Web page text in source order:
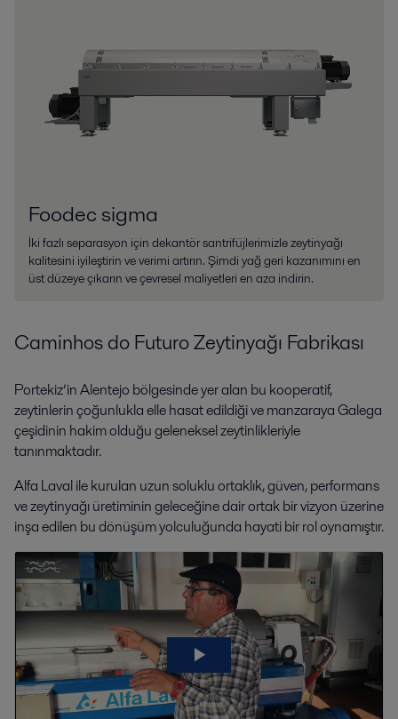
Foodec sigma
İki fazlı separasyon için dekantör santrifüjlerimizle zeytinyağı
kalitesini iyileştirin ve verimi artırın. Şimdi yağ geri kazanımını en
üst düzeye çıkarın ve çevresel maliyetleri en aza indirin.
Caminhos do Futuro Zeytinyağı Fabrikası
Portekiz’in Alentejo bölgesinde yer alan bu kooperatif,
zeytinlerin çoğunlukla elle hasat edildiği ve manzaraya Galega
çeşidinin hakim olduğu geleneksel zeytinlikleriyle
tanınmaktadır.
Alfa Laval ile kurulan uzun soluklu ortaklık, güven, performans
ve zeytinyağı üretiminin geleceğine dair ortak bir vizyon üzerine
inşa edilen bu dönüşüm yolculuğunda hayati bir rol oynamıştır.